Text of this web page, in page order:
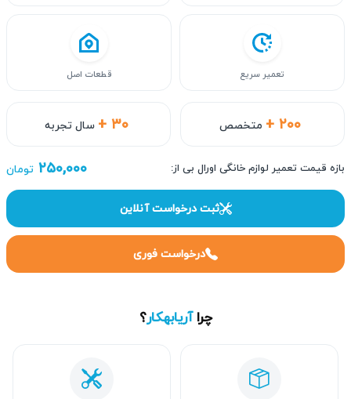
+ ۲۰۰ متخصص + ۳۰ سال تجربه
تعمیر سریع قطعات اصل
بازه قیمت تعمیر لوازم خانگی اورال بی از: ۲۵۰,۰۰۰ تومان
ثبت درخواست آنلاین
درخواست فوری
چراآریابهکار؟